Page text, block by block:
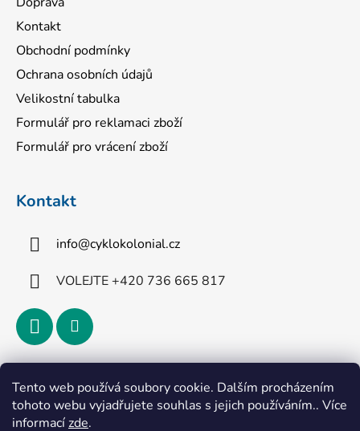
Tento web používá soubory cookie. Dalším procházením
tohoto webu vyjadřujete souhlas s jejich používáním.. Více
informacízde.
Kontakt
Obchodní podmínky
Ochrana osobních údajů
Velikostní tabulka
Formulář pro reklamaci zboží
Formulář pro vrácení zboží
Kontakt
info@cyklokolonial.cz
VOLEJTE +420 736 665 817
Přijímáme online platby